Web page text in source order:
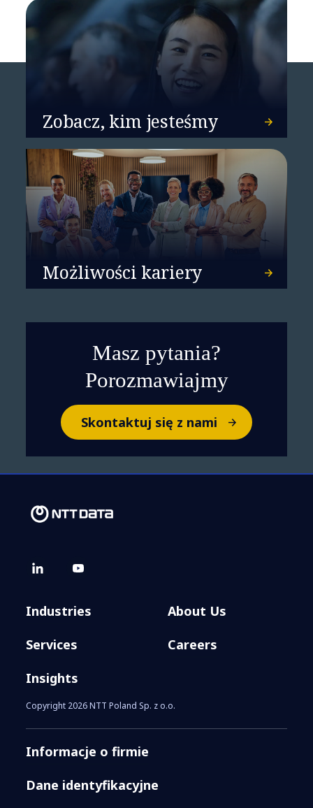
Zobacz, kim jesteśmy
Możliwości kariery
Masz pytania?
Porozmawiajmy
Skontaktuj się z nami
Industries
Services
Insights
About Us
Careers
Copyright 2026 NTT Poland Sp. z o.o.
Informacje o firmie
Dane identyfikacyjne